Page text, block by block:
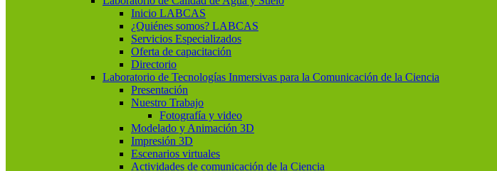
Inicio LABCAS
¿Quiénes somos? LABCAS
Servicios Especializados
Oferta de capacitación
Directorio
Laboratorio de Tecnologías Inmersivas para la Comunicación de la Ciencia
Presentación
Nuestro Trabajo
Fotografía y video
Modelado y Animación 3D
Impresión 3D
Escenarios virtuales
Actividades de comunicación de la Ciencia